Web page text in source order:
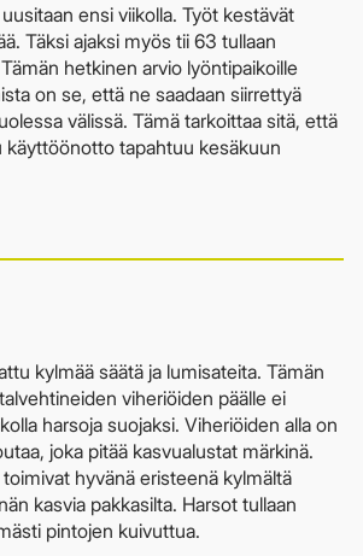
ensi viikolla. Työt kestävät
Täksi ajaksi myös tii 63 tullaan
hetkinen arvio lyöntipaikoille
on se, että ne saadaan siirrettyä
välissä. Tämä tarkoittaa sitä, että
käyttöönotto tapahtuu kesäkuun
kylmää säätä ja lumisateita. Tämän
viheriöiden päälle ei
harsoja suojaksi. Viheriöiden alla on
joka pitää kasvualustat märkinä.
hyvänä eristeenä kylmältä
kasvia pakkasilta. Harsot tullaan
pintojen kuivuttua.